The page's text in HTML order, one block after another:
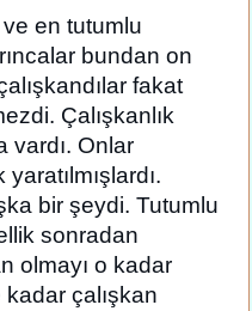
ve en tutumlu
bundan on
fakat
Çalışkanlık
vardı. Onlar
bir şeydi. Tutumlu
sonradan
olmayı o kadar
çalışkan